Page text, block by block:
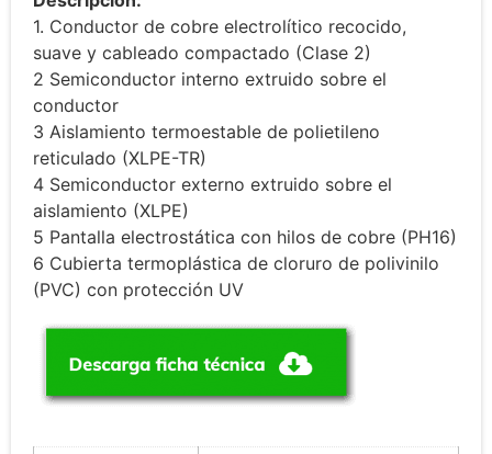
1. Conductor de cobre electrolítico recocido,
suave y cableado compactado (Clase 2)
2 Semiconductor interno extruido sobre el
conductor
3 Aislamiento termoestable de polietileno
reticulado (XLPE-TR)
4 Semiconductor externo extruido sobre el
aislamiento (XLPE)
5 Pantalla electrostática con hilos de cobre (PH16)
6 Cubierta termoplástica de cloruro de polivinilo
(PVC) con protección UV